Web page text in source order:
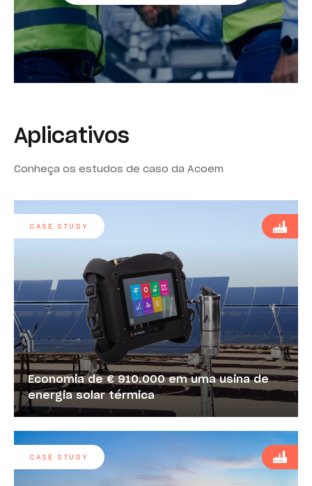
Aplicativos
Conheça os estudos de caso da Acoem
Economia de € 910.000 em uma usina de
energia solar térmica
CASE STUDY
CASE STUDY